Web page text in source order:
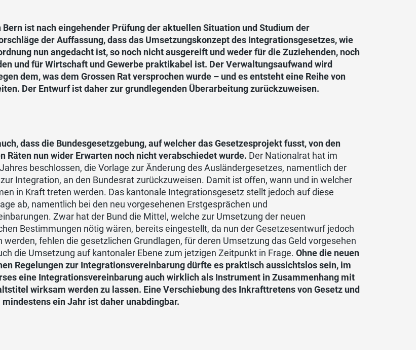
Bern ist nach eingehender Prüfung der aktuellen Situation und Studium der
der Auffassung, dass das Umsetzungskonzept des Integrationsgesetzes, wie
nun angedacht ist, so noch nicht ausgereift und weder für die Zuziehenden, noch
und für Wirtschaft und Gewerbe praktikabel ist. Der Verwaltungsaufwand wird
dem, was dem Grossen Rat versprochen wurde – und es entsteht eine Reihe von
Der Entwurf ist daher zur grundlegenden Überarbeitung zurückzuweisen.
dass die Bundesgesetzgebung, auf welcher das Gesetzesprojekt fusst, von den
Räten nun wider Erwarten noch nicht verabschiedet wurde. Der Nationalrat hat im
beschlossen, die Vorlage zur Änderung des Ausländergesetzes, namentlich der
Integration, an den Bundesrat zurückzuweisen. Damit ist offen, wann und in welcher
in Kraft treten werden. Das kantonale Integrationsgesetz stellt jedoch auf diese
ab, namentlich bei den neu vorgesehenen Erstgesprächen und
Zwar hat der Bund die Mittel, welche zur Umsetzung der neuen
Bestimmungen nötig wären, bereits eingestellt, da nun der Gesetzesentwurf jedoch
werden, fehlen die gesetzlichen Grundlagen, für deren Umsetzung das Geld vorgesehen
die Umsetzung auf kantonaler Ebene zum jetzigen Zeitpunkt in Frage. Ohne die neuen
Regelungen zur Integrationsvereinbarung dürfte es praktisch aussichtslos sein, im
eine Integrationsvereinbarung auch wirklich als Instrument in Zusammenhang mit
wirksam werden zu lassen. Eine Verschiebung des Inkrafttretens von Gesetz und
ein Jahr ist daher unabdingbar.